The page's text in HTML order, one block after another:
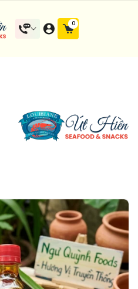
0
0 mặt
hàng